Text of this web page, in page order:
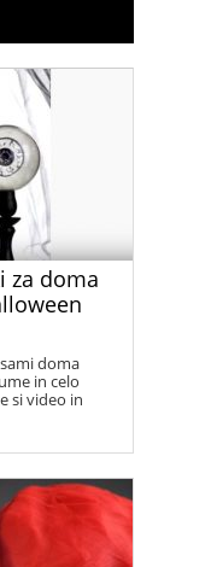
za doma
doma
in celo
si video in